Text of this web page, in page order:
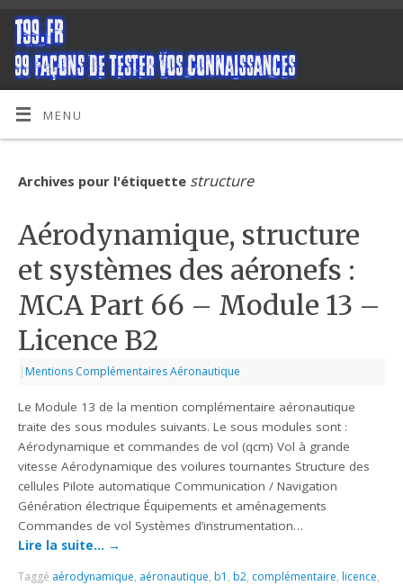
MENU
Archives pour l'étiquette structure
Aérodynamique, structure
et systèmes des aéronefs :
MCA Part 66 – Module 13 –
Licence B2
| Mentions Complémentaires Aéronautique
Le Module 13 de la mention complémentaire aéronautique
traite des sous modules suivants. Le sous modules sont :
Aérodynamique et commandes de vol (qcm) Vol à grande
vitesse Aérodynamique des voilures tournantes Structure des
cellules Pilote automatique Communication / Navigation
Génération électrique Équipements et aménagements
Commandes de vol Systèmes d’instrumentation…
Lire la suite… →
Taggé aérodynamique, aéronautique, b1 , b2, complémentaire, licence,